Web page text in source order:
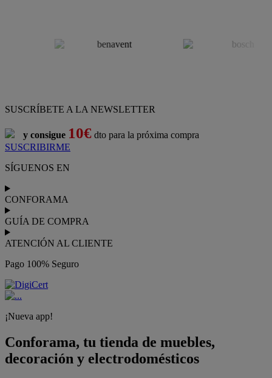
SUSCRÍBETE A LA NEWSLETTER
y consigue 10€ dto para la próxima compra
SUSCRIBIRME
SÍGUENOS EN
CONFORAMA
GUÍA DE COMPRA
ATENCIÓN AL CLIENTE
Pago 100% Seguro
¡Nueva app!
Conforama, tu tienda de muebles,
decoración y electrodomésticos